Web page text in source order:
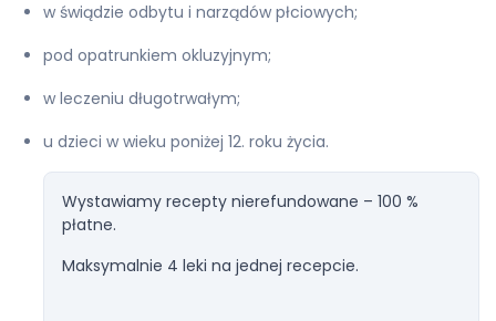
w świądzie odbytu i narządów płciowych;
pod opatrunkiem okluzyjnym;
w leczeniu długotrwałym;
u dzieci w wieku poniżej 12. roku życia.
Wystawiamy recepty nierefundowane – 100 %
płatne.
Maksymalnie 4 leki na jednej recepcie.